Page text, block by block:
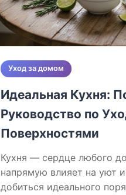
Уход за домом
Идеальная Кухня:
Руководство по
Поверхностями
Кухня — сердце любого
напрямую влияет на уют
добиться идеального